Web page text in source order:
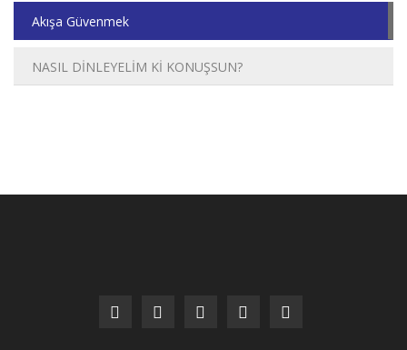
Akışa Güvenmek
NASIL DİNLEYELİM Kİ KONUŞSUN?